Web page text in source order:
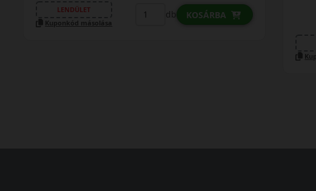
0% THM 100% online 7 perc
FIZETHETEK RÉSZLETEKBEN?